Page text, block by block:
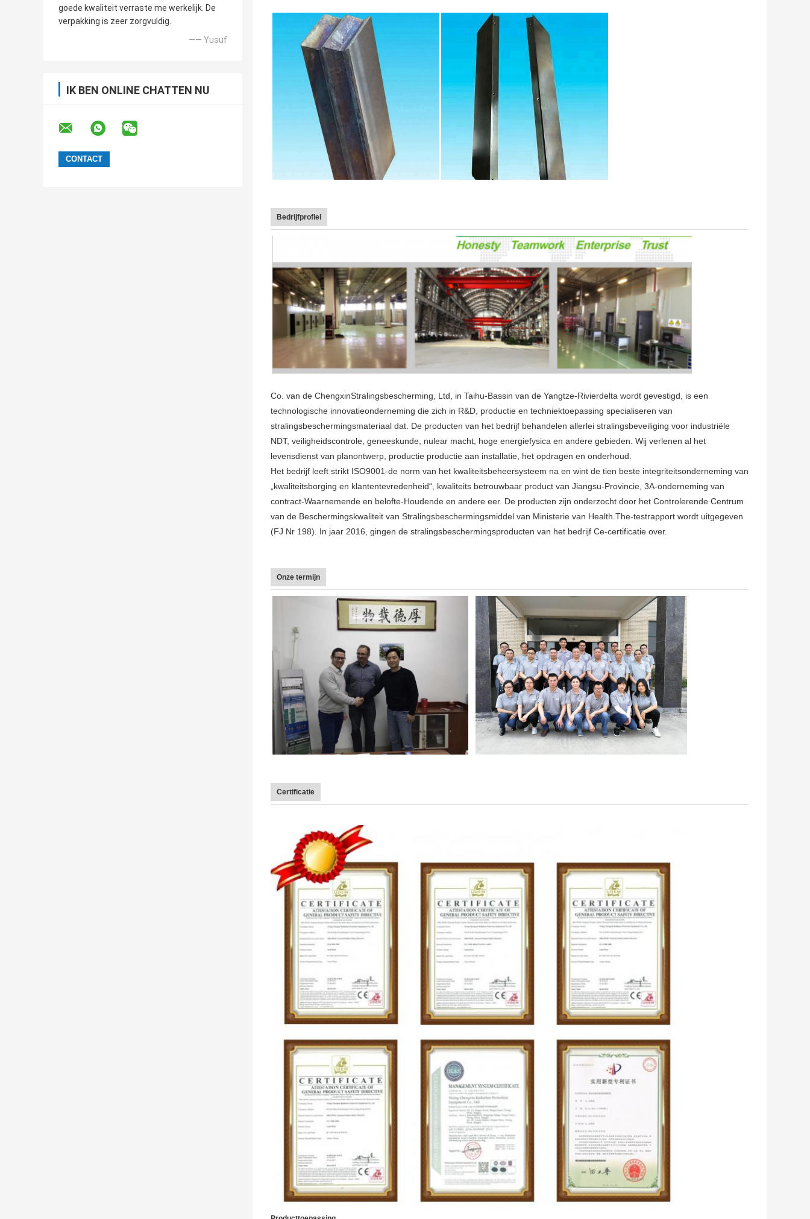
goede kwaliteit verraste me werkelijk. De
verpakking is zeer zorgvuldig.
—— Yusuf
IK BEN ONLINE CHATTEN NU
Bedrijfprofiel
Co. van de ChengxinStralingsbescherming, Ltd, in Taihu-Bassin van de Yangtze-Rivierdelta wordt gevestigd, is een
technologische innovatieonderneming die zich in R&D, productie en techniektoepassing specialiseren van
stralingsbeschermingsmateriaal dat. De producten van het bedrijf behandelen allerlei stralingsbeveiliging voor industriële
NDT, veiligheidscontrole, geneeskunde, nulear macht, hoge energiefysica en andere gebieden. Wij verlenen al het
levensdienst van planontwerp, productie productie aan installatie, het opdragen en onderhoud.
Het bedrijf leeft strikt ISO9001-de norm van het kwaliteitsbeheersysteem na en wint de tien beste integriteitsonderneming van
„kwaliteitsborging en klantentevredenheid“, kwaliteits betrouwbaar product van Jiangsu-Provincie, 3A-onderneming van
contract-Waarnemende en belofte-Houdende en andere eer. De producten zijn onderzocht door het Controlerende Centrum
van de Beschermingskwaliteit van Stralingsbeschermingsmiddel van Ministerie van Health.The-testrapport wordt uitgegeven
(FJ Nr 198). In jaar 2016, gingen de stralingsbeschermingsproducten van het bedrijf Ce-certificatie over.
Onze termijn
Certificatie